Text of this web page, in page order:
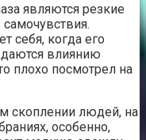
являются резкие
себя, когда его
влиянию
плохо посмотрел на
скоплении людей, на
особенно,